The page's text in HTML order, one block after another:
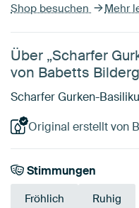
Shop besuchen Mehr
Über „Scharfer
von Babetts
Scharfer Gurken-
Original erstellt von
Stimmungen
Fröhlich Ruhig